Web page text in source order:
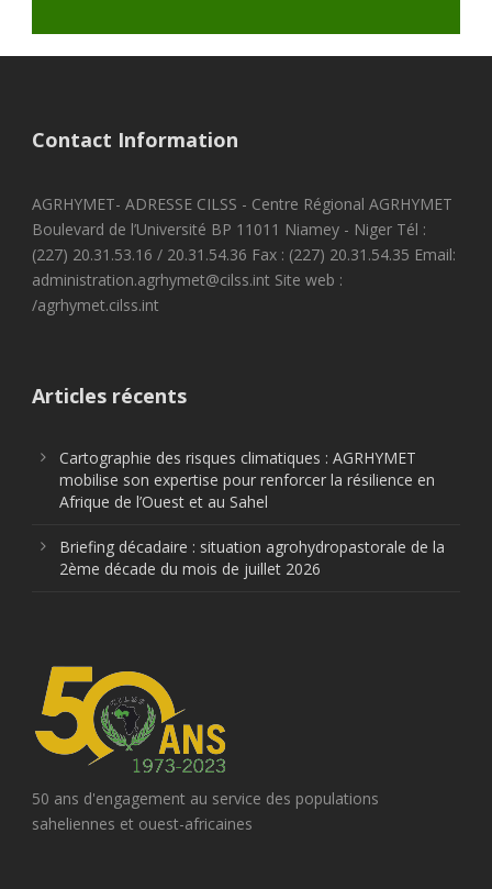
Contact Information
AGRHYMET- ADRESSE CILSS - Centre Régional AGRHYMET
Boulevard de l’Université BP 11011 Niamey - Niger Tél :
(227) 20.31.53.16 / 20.31.54.36 Fax : (227) 20.31.54.35 Email:
administration.agrhymet@cilss.int Site web :
/agrhymet.cilss.int
Articles récents
Cartographie des risques climatiques : AGRHYMET
mobilise son expertise pour renforcer la résilience en
Afrique de l’Ouest et au Sahel
Briefing décadaire : situation agrohydropastorale de la
2ème décade du mois de juillet 2026
50 ans d'engagement au service des populations
saheliennes et ouest-africaines